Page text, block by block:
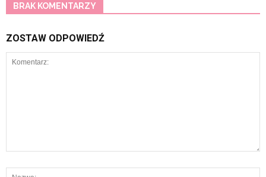
BRAK KOMENTARZY
ZOSTAW ODPOWIEDŹ